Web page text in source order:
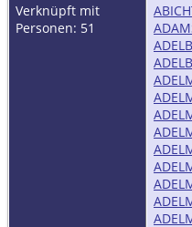
Verknüpft mit
Personen: 51